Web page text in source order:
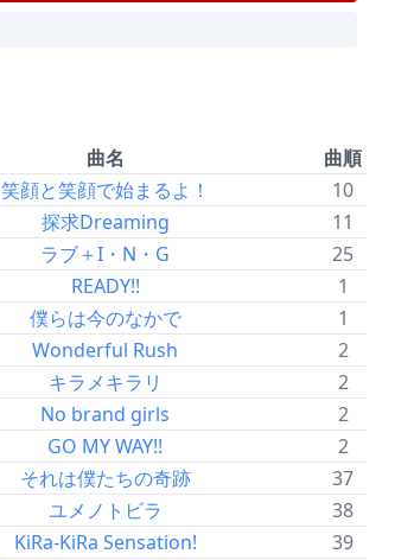
曲名
曲順
笑顔と笑顔で始まるよ！
10
探求Dreaming
11
ラブ＋I・N・G
25
READY!!
1
僕らは今のなかで
1
Wonderful Rush
2
キラメキラリ
2
No brand girls
2
GO MY WAY!!
2
それは僕たちの奇跡
37
ユメノトビラ
38
KiRa-KiRa Sensation!
39